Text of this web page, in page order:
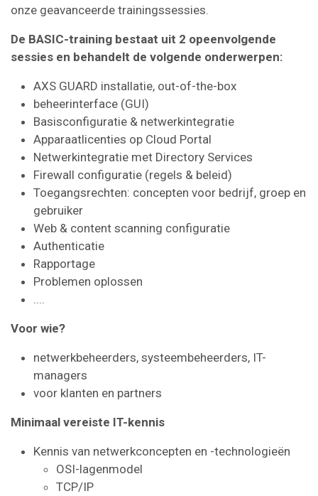
onze geavanceerde trainingssessies.
De BASIC-training bestaat uit 2 opeenvolgende
sessies en behandelt de volgende onderwerpen:
AXS GUARD installatie, out-of-the-box
beheerinterface (GUI)
Basisconfiguratie & netwerkintegratie
Apparaatlicenties op Cloud Portal
Netwerkintegratie met Directory Services
Firewall configuratie (regels & beleid)
Toegangsrechten: concepten voor bedrijf, groep en
gebruiker
Web & content scanning configuratie
Authenticatie
Rapportage
Problemen oplossen
....
Voor wie?
netwerkbeheerders, systeembeheerders, IT-
managers
voor klanten en partners
Minimaal vereiste IT-kennis
Kennis van netwerkconcepten en -technologieën
OSI-lagenmodel
TCP/IP